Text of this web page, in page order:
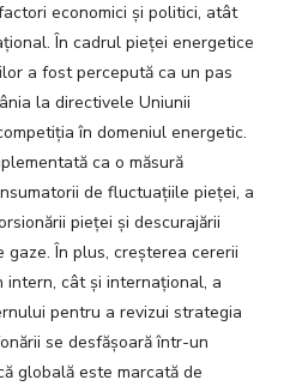
economici și politici, atât
În cadrul pieței energetice
a fost percepută ca un pas
la directivele Uniunii
în domeniul energetic.
ca o măsură
de fluctuațiile pieței, a
pieței și descurajării
În plus, creșterea cererii
cât și internațional, a
pentru a revizui strategia
se desfășoară într-un
globală este marcată de